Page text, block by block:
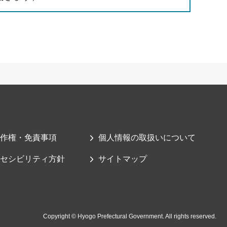
権・免責事項 個人情報の取扱いについて
シビリティ方針 サイトマップ
Copyright © Hyogo Prefectural Government. All rights reserved.